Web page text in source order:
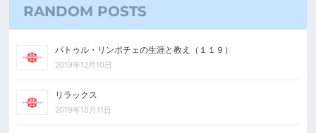
RANDOM POSTS
パトゥル・リンポチェの生涯と教え（１１９）
2019年12月10日
リラックス
2019年10月11日